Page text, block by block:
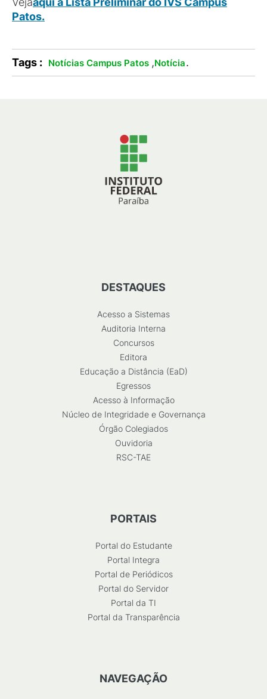
Patos.
Tags : Notícias Campus Patos ,Notícia.
DESTAQUES
Acesso a Sistemas
Auditoria Interna
Concursos
Editora
Educação a Distância (EaD)
Egressos
Acesso à Informação
Núcleo de Integridade e Governança
Órgão Colegiados
Ouvidoria
RSC-TAE
PORTAIS
Portal do Estudante
Portal Integra
Portal de Periódicos
Portal do Servidor
Portal da TI
Portal da Transparência
NAVEGAÇÃO